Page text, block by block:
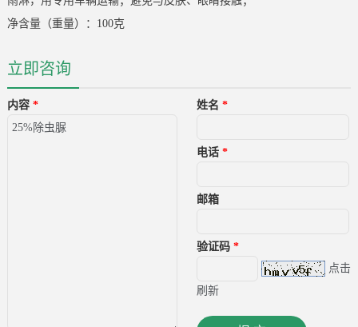
净含量（重量）：100克
立即咨询
内容 * 姓名 *
电话 *
邮箱
验证码 *
点击
刷新